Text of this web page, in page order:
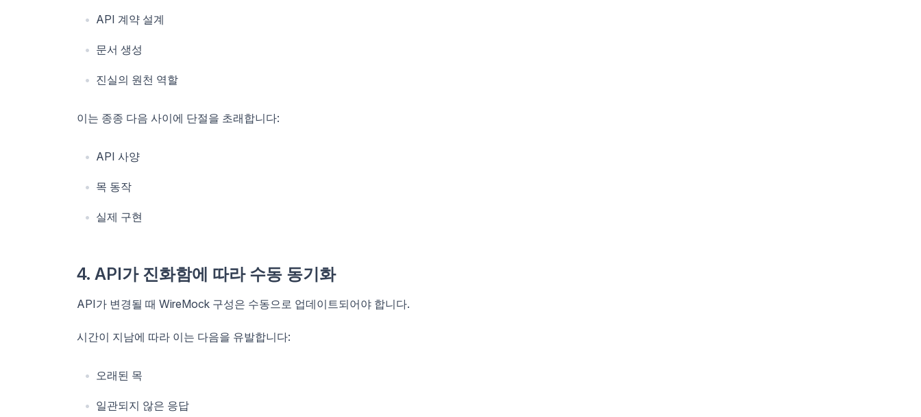
API 계약 설계
문서 생성
진실의 원천 역할
이는 종종 다음 사이에 단절을 초래합니다:
API 사양
목 동작
실제 구현
4. API가 진화함에 따라 수동 동기화
API가 변경될 때 WireMock 구성은 수동으로 업데이트되어야 합니다.
시간이 지남에 따라 이는 다음을 유발합니다:
오래된 목
일관되지 않은 응답